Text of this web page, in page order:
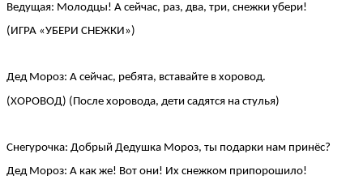
Ведущая: Молодцы! А сейчас, раз, два, три, снежки убери!
(ИГРА «УБЕРИ СНЕЖКИ»)
Дед Мороз: А сейчас, ребята, вставайте в хоровод.
(ХОРОВОД) (После хоровода, дети садятся на стулья)
Снегурочка: Добрый Дедушка Мороз, ты подарки нам принёс?
Дед Мороз: А как же! Вот они! Их снежком припорошило!